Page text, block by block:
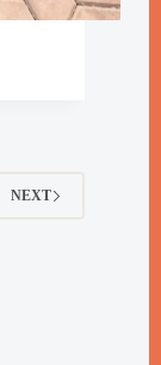
NEXT